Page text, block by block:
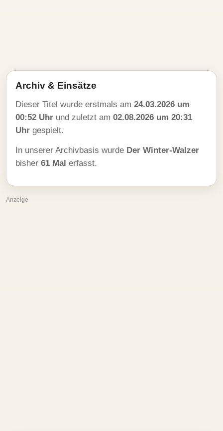
Archiv & Einsätze
Dieser Titel wurde erstmals am 24.03.2026 um
00:52 Uhr und zuletzt am 02.08.2026 um 20:31
Uhr gespielt.
In unserer Archivbasis wurde Der Winter-Walzer
bisher 61 Mal erfasst.
Anzeige